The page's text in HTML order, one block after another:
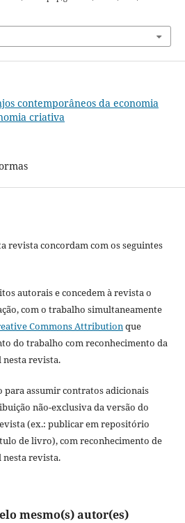
contemporâneos da economia
criativa
revista concordam com os seguintes
autorais e concedem à revista o
com o trabalho simultaneamente
Commons Attributionque
do trabalho com reconhecimento da
revista.
para assumir contratos adicionais
não-exclusiva da versão do
(ex.: publicar em repositório
de livro), com reconhecimento de
revista.
mesmo(s) autor(es)